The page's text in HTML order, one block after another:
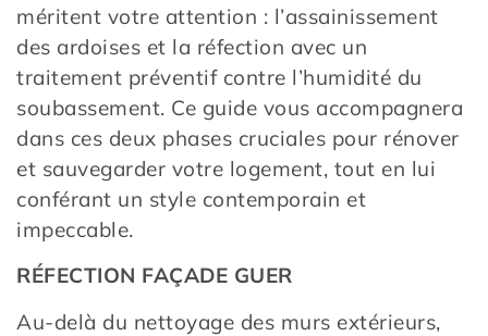
méritent votre attention : l’assainissement
des ardoises et la réfection avec un
traitement préventif contre l’humidité du
soubassement. Ce guide vous accompagnera
dans ces deux phases cruciales pour rénover
et sauvegarder votre logement, tout en lui
conférant un style contemporain et
impeccable.
RÉFECTION FAÇADE GUER
Au-delà du nettoyage des murs extérieurs,